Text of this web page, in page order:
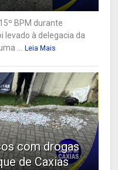
BPM durante
levado à delegacia da
...
Leia Mais
com drogas
de Caxias